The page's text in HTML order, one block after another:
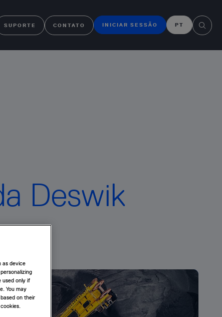
SUPORTE CONTATO INICIAR SESSÃO PT
Deswik
as device
used only if
You may
on their